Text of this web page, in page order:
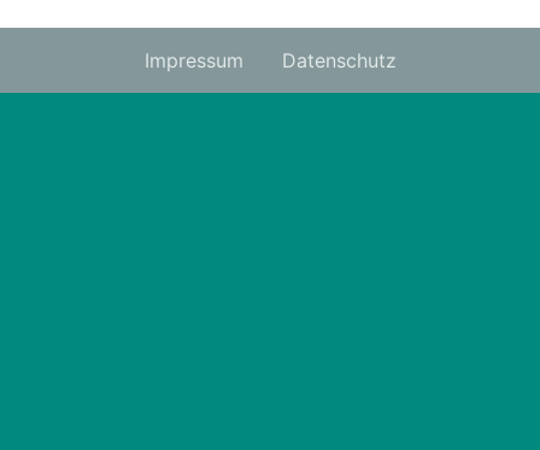
Impressum Datenschutz